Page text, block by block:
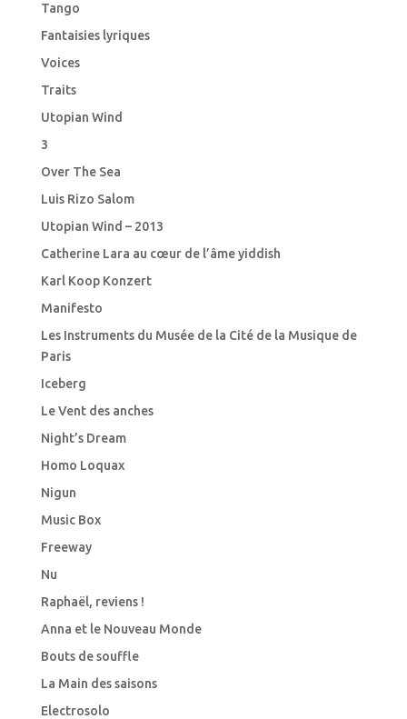
Tango
Fantaisies lyriques
Voices
Traits
Utopian Wind
3
Over The Sea
Luis Rizo Salom
Utopian Wind – 2013
Catherine Lara au cœur de l’âme yiddish
Karl Koop Konzert
Manifesto
Les Instruments du Musée de la Cité de la Musique de
Paris
Iceberg
Le Vent des anches
Night’s Dream
Homo Loquax
Nigun
Music Box
Freeway
Nu
Raphaël, reviens !
Anna et le Nouveau Monde
Bouts de souffle
La Main des saisons
Electrosolo